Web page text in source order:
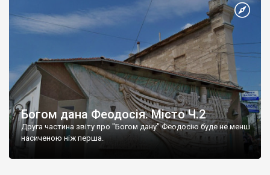
Богом дана Феодосія. Місто Ч.2
Друга частина звіту про "Богом дану" Феодосію буде не менш
насиченою ніж перша.